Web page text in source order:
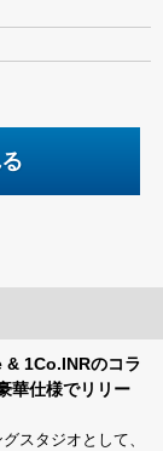
1Co.INRのコラ
華仕様でリリー
スタジオとして、